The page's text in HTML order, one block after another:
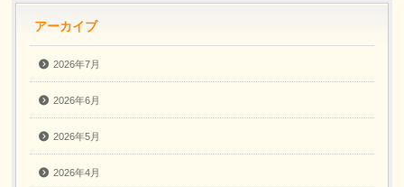
アーカイブ
2026年7月
2026年6月
2026年5月
2026年4月